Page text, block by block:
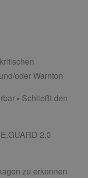
oder Warnton
▪ Schließt den
2.0
zu erkennen